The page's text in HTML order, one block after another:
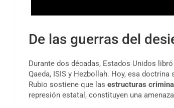
De las guerras del
Durante dos décadas, Estados Unidos libró
Qaeda, ISIS y Hezbollah. Hoy, esa
Rubio sostiene que las estructuras
represión estatal, constituyen una